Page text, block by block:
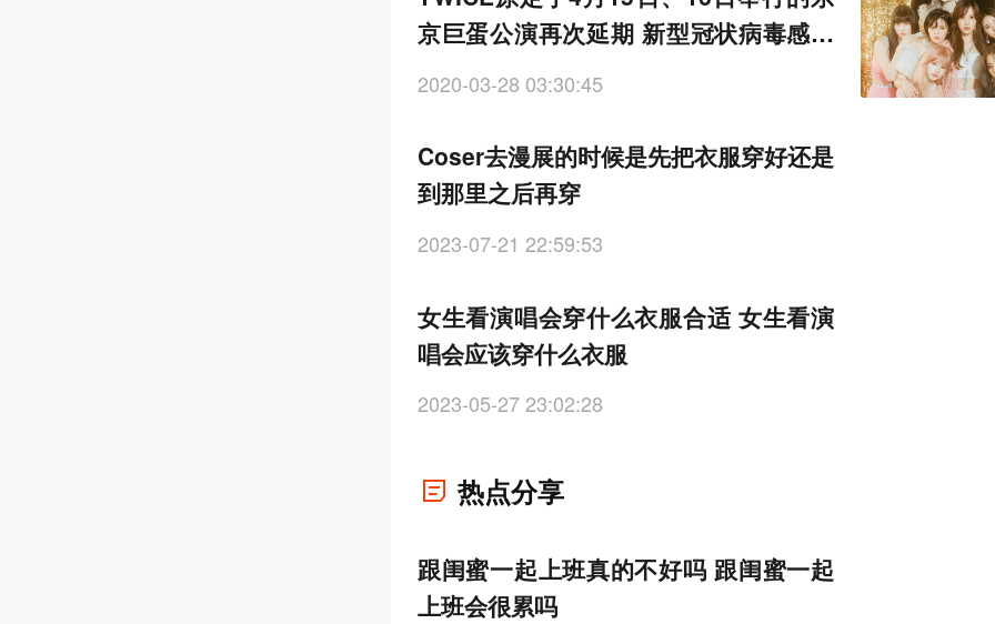
京巨蛋公演再次延期 新型冠状病毒感染
扩大的影响
2020-03-28 03:30:45
Coser去漫展的时候是先把衣服穿好还是
到那里之后再穿
2023-07-21 22:59:53
女生看演唱会穿什么衣服合适 女生看演
唱会应该穿什么衣服
2023-05-27 23:02:28
热点分享
跟闺蜜一起上班真的不好吗 跟闺蜜一起
上班会很累吗